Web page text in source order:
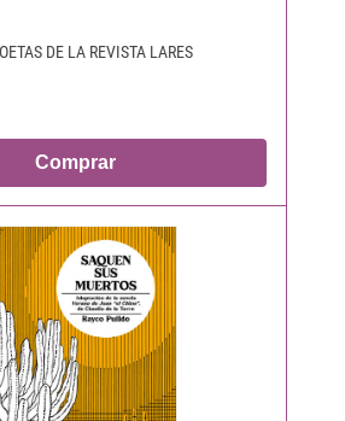
DE LA REVISTA LARES
Comprar